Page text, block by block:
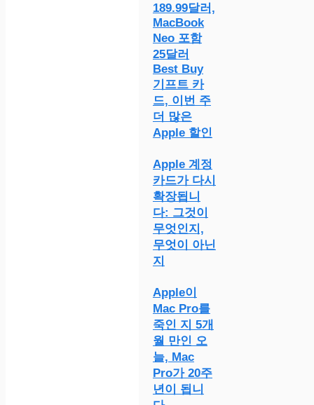
189.99달러,
MacBook
Neo 포함
25달러
Best Buy
기프트 카
드, 이번 주
더 많은
Apple 할인
Apple 계정
카드가 다시
확장됩니
다: 그것이
무엇인지,
무엇이 아닌
지
Apple이
Mac Pro를
죽인 지 5개
월 만인 오
늘, Mac
Pro가 20주
년이 됩니